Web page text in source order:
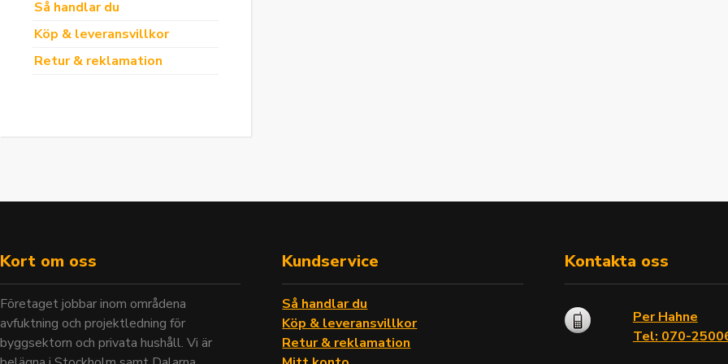
Så handlar du
Köp & leveransvillkor
Retur & reklamation
Kort om oss
Företaget jobbar inom områdena
avfuktning och projektledning för
byggsektorn och privata hushåll. Vi är
Kundservice
Så handlar du
Köp & leveransvillkor
Retur & reklamation
Kontakta oss
Per Hahne
Tel: 070-